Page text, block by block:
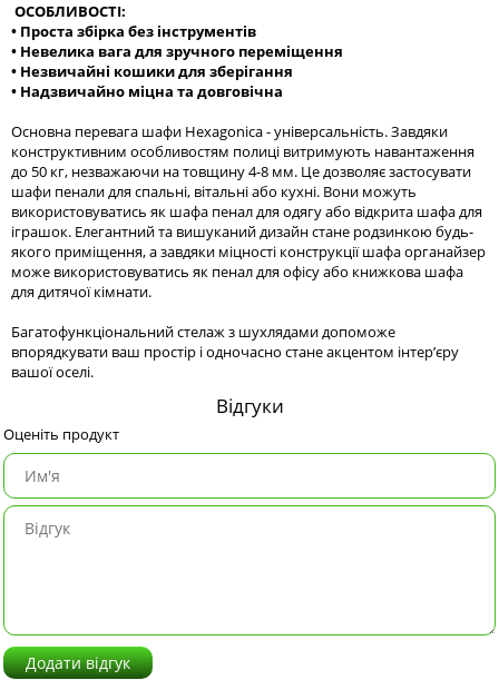
ОСОБЛИВОСТІ:
• Проста збірка без інструментів
• Невелика вага для зручного переміщення
• Незвичайні кошики для зберігання
• Надзвичайно міцна та довговічна
Основна перевага шафи Hexagonica - універсальність. Завдяки
конструктивним особливостям полиці витримують навантаження
до 50 кг, незважаючи на товщину 4-8 мм. Це дозволяє застосувати
шафи пенали для спальні, вітальні або кухні. Вони можуть
використовуватись як шафа пенал для одягу або відкрита шафа для
іграшок. Елегантний та вишуканий дизайн стане родзинкою будь-
якого приміщення, а завдяки міцності конструкції шафа органайзер
може використовуватись як пенал для офісу або книжкова шафа
для дитячої кімнати.
Багатофункціональний стелаж з шухлядами допоможе
впорядкувати ваш простір і одночасно стане акцентом інтер’єру
вашої оселі.
Відгуки
Оценіть продукт
Додати відгук